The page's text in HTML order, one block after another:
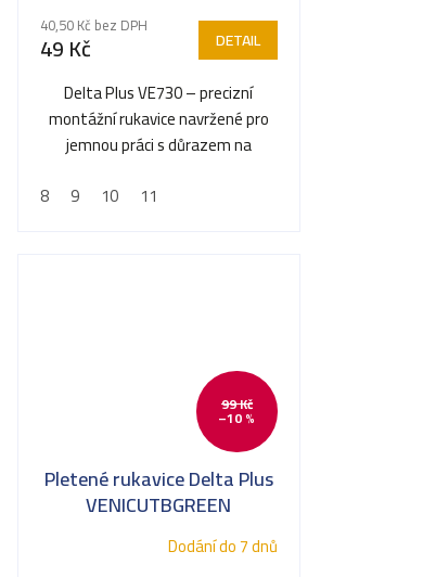
40,50 Kč bez DPH
49 Kč DETAIL
Delta Plus VE730 – precizní
montážní rukavice navržené pro
jemnou práci s důrazem na
8 9 10 11
99 Kč
–10 %
Pletené rukavice Delta Plus
VENICUTBGREEN
Dodání do 7 dnů